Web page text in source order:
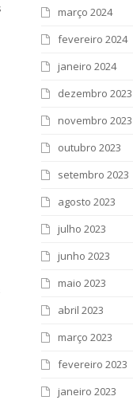
março 2024
fevereiro 2024
janeiro 2024
dezembro 2023
novembro 2023
outubro 2023
setembro 2023
agosto 2023
julho 2023
junho 2023
maio 2023
abril 2023
março 2023
fevereiro 2023
janeiro 2023